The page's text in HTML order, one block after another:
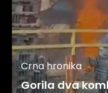
Crna hronika
Gorila dva